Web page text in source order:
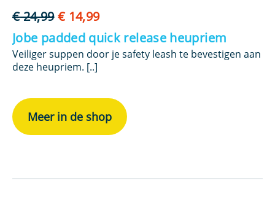
€24,99 Oorspronkelijke
prijs
was:
€ 24,99.
€14,99Huidige
prijs
is:
€ 14,99.
Jobe padded quick release heupriem
Veiliger suppen door je safety leash te bevestigen aan
deze heupriem. [..]
Meer in de shop